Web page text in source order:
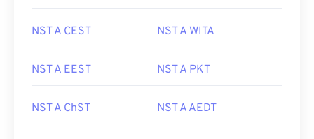
NST A CEST NST A WITA
NST A EEST NST A PKT
NST A ChST NST A AEDT